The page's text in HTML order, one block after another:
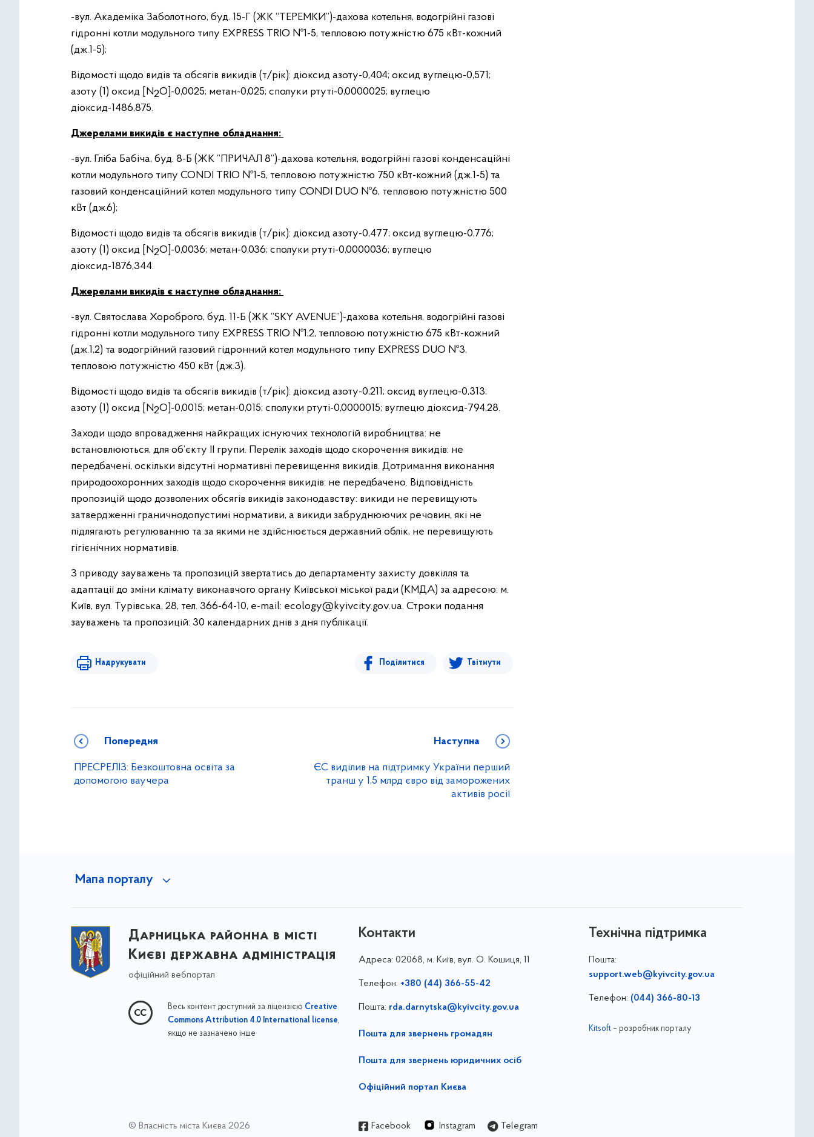
-вул. Академіка Заболотного, буд. 15-Г (ЖК “ТЕРЕМКИ”)-дахова котельня, водогрійні газові
гідронні котли модульного типу EXPRESS TRIO №1-5, тепловою потужністю 675 кВт-кожний
(дж.1-5);
Відомості щодо видів та обсягів викидів (т/рік): діоксид азоту-0,404; оксид вуглецю-0,571;
азоту (1) оксид [N2O]-0,0025; метан-0,025; сполуки ртуті-0,0000025; вуглецю
діоксид-1486,875.
Джерелами викидів є наступне обладнання:
-вул. Гліба Бабіча, буд. 8-Б (ЖК “ПРИЧАЛ 8”)-дахова котельня, водогрійні газові конденсаційні
котли модульного типу CONDI TRIO №1-5, тепловою потужністю 750 кВт-кожний (дж.1-5) та
газовий конденсаційний котел модульного типу CONDI DUO №6, тепловою потужністю 500
кВт (дж.6);
Відомості щодо видів та обсягів викидів (т/рік): діоксид азоту-0,477; оксид вуглецю-0,776;
азоту (1) оксид [N2O]-0,0036; метан-0,036; сполуки ртуті-0,0000036; вуглецю
діоксид-1876,344.
Джерелами викидів є наступне обладнання:
-вул. Святослава Хороброго, буд. 11-Б (ЖК “SKY AVENUE”)-дахова котельня, водогрійні газові
гідронні котли модульного типу EXPRESS TRIO №1,2, тепловою потужністю 675 кВт-кожний
(дж.1,2) та водогрійний газовий гідронний котел модульного типу EXPRESS DUO №3,
тепловою потужністю 450 кВт (дж.3).
Відомості щодо видів та обсягів викидів (т/рік): діоксид азоту-0,211; оксид вуглецю-0,313;
азоту (1) оксид [N2O]-0,0015; метан-0,015; сполуки ртуті-0,0000015; вуглецю діоксид-794,28.
Заходи щодо впровадження найкращих існуючих технологій виробництва: не
встановлюються, для об’єкту ІІ групи. Перелік заходів щодо скорочення викидів: не
передбачені, оскільки відсутні нормативні перевищення викидів. Дотримання виконання
природоохоронних заходів щодо скорочення викидів: не передбачено. Відповідність
пропозицій щодо дозволених обсягів викидів законодавству: викиди не перевищують
затвердженні граничнодопустимі нормативи, а викиди забруднюючих речовин, які не
підлягають регулюванню та за якими не здійснюється державний облік, не перевищують
гігієнічних нормативів.
З приводу зауважень та пропозицій звертатись до департаменту захисту довкілля та
адаптації до зміни клімату виконавчого органу Київської міської ради (КМДА) за адресою: м.
Київ, вул. Турівська, 28, тел. 366-64-10, e-mail: ecology@kyivcity.gov.ua. Строки подання
зауважень та пропозицій: 30 календарних днів з дня публікації.
Надрукувати Поділитися Твітнути
Попередня
ПРЕСРЕЛІЗ: Безкоштовна освіта за
допомогою ваучера
Наступна
ЄС виділив на підтримку України перший
транш у 1,5 млрд євро від заморожених
активів росії
Мапа порталу
Дарницька районна в місті
Києві державна адміністрація
офіційний вебпортал
Весь контент доступний за ліцензією Creative
Commons Attribution 4.0 International license,
якщо не зазначено інше
Контакти
Адреса: 02068, м. Київ, вул. О. Кошиця, 11
Телефон: +380 (44) 366-55-42
Пошта: rda.darnytska@kyivcity.gov.ua
Пошта для звернень громадян
Пошта для звернень юридичних осіб
Офіційний портал Києва
Технічна підтримка
Пошта:
support.web@kyivcity.gov.ua
Телефон: (044) 366-80-13
Kitsoft– розробник порталу
© Власність міста Києва 2026 Facebook Instagram Telegram